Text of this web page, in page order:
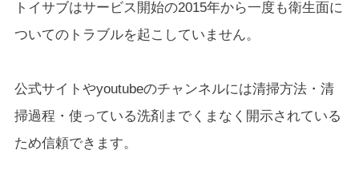
トイサブはサービス開始の2015年から一度も衛生面に
ついてのトラブルを起こしていません。
公式サイトやyoutubeのチャンネルには清掃方法・清
掃過程・使っている洗剤までくまなく開示されている
ため信頼できます。